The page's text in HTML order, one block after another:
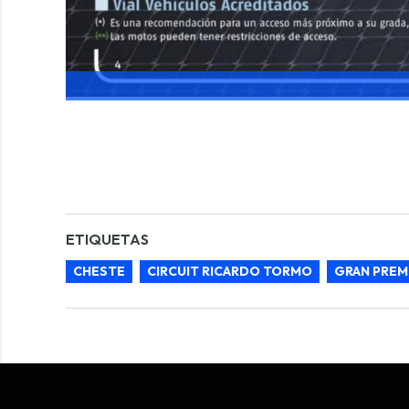
ETIQUETAS
CHESTE CIRCUIT RICARDO TORMO GRAN